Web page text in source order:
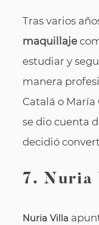
Tras varios
maquillaje
estudiar y
manera
Catalá o
se dio cuenta
decidió
7. Nuria
Nuria Villa